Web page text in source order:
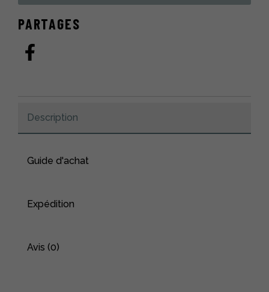
en
fourrure
de
PARTAGES
Description
Guide d'achat
Expédition
Avis (0)